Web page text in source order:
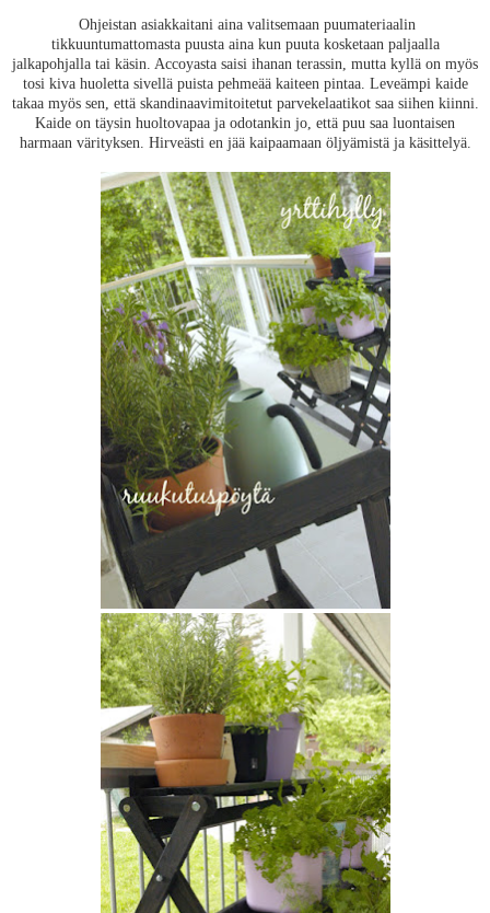
Ohjeistan asiakkaitani aina valitsemaan puumateriaalin
tikkuuntumattomasta puusta aina kun puuta kosketaan paljaalla
jalkapohjalla tai käsin. Accoyasta saisi ihanan terassin, mutta kyllä on myös
tosi kiva huoletta sivellä puista pehmeää kaiteen pintaa. Leveämpi kaide
takaa myös sen, että skandinaavimitoitetut parvekelaatikot saa siihen kiinni.
Kaide on täysin huoltovapaa ja odotankin jo, että puu saa luontaisen
harmaan värityksen. Hirveästi en jää kaipaamaan öljyämistä ja käsittelyä.